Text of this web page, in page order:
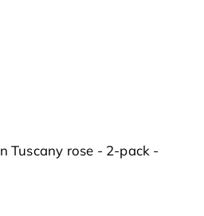
Tuscany rose - 2-pack -